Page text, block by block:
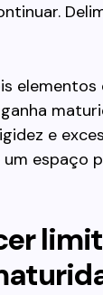
elementos
e
espaço